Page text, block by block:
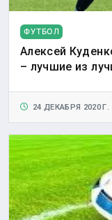
ФУТБОЛ
Алексей
– лучшие из
24 ДЕКАБРЯ 2020 Г.